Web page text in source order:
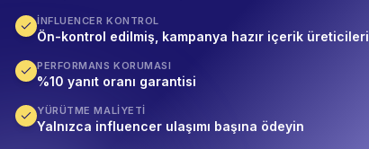
İNFLUENCER KONTROL
Ön-kontrol edilmiş, kampanya hazır içerik üreticileri
PERFORMANS KORUMASI
%10 yanıt oranı garantisi
YÜRÜTME MALIYETI
Yalnızca influencer ulaşımı başına ödeyin